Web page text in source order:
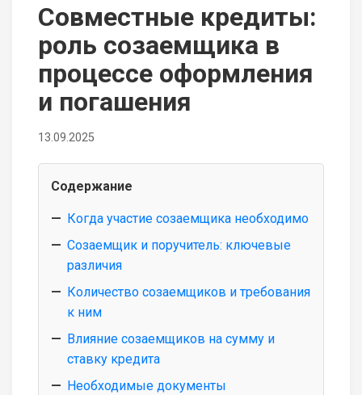
Совместные кредиты:
роль созаемщика в
процессе оформления
и погашения
13.09.2025
Содержание
Когда участие созаемщика необходимо
Созаемщик и поручитель: ключевые
различия
Количество созаемщиков и требования
к ним
Влияние созаемщиков на сумму и
ставку кредита
Необходимые документы